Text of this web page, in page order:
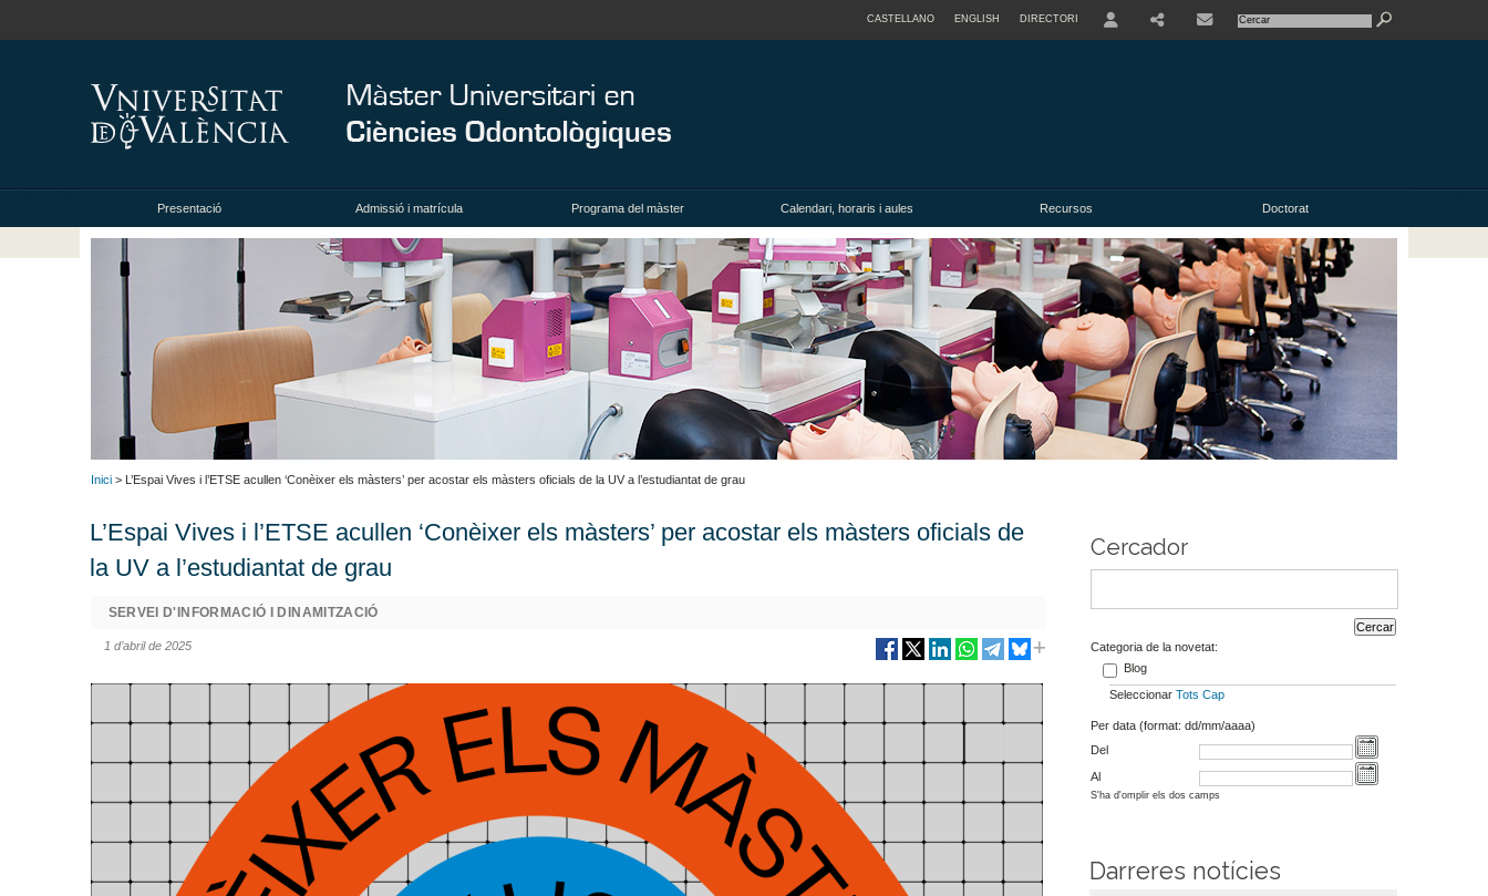
CASTELLANO ENGLISH DIRECTORI
Presentació Admissió i matrícula Programa del màster Calendari, horaris i aules Recursos Doctorat
Inici > L’Espai Vives i l’ETSE acullen ‘Conèixer els màsters’ per acostar els màsters oficials de la UV a l’estudiantat de grau
L’Espai Vives i l’ETSE acullen ‘Conèixer els màsters’ per acostar els màsters oficials de
la UV a l’estudiantat de grau
SERVEI D'INFORMACIÓ I DINAMITZACIÓ
1 d’abril de 2025
Cercador
Categoria de la novetat:
Blog
Seleccionar Tots Cap
Per data (format: dd/mm/aaaa)
Del
Al
S'ha d'omplir els dos camps
Darreres notícies